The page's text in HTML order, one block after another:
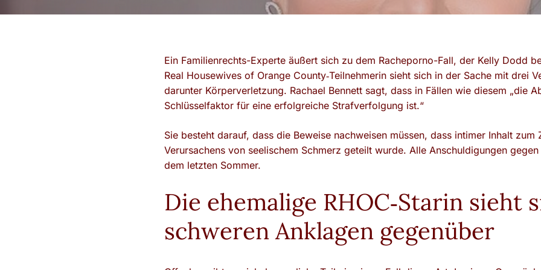
Ein Familienrechts-Experte äußert sich zu dem Racheporno-Fall, der Kelly Dodd
Real Housewives of Orange County‑Teilnehmerin sieht sich in der Sache mit drei
darunter Körperverletzung. Rachael Bennett sagt, dass in Fällen wie diesem „die
Schlüsselfaktor für eine erfolgreiche Strafverfolgung ist.“
Sie besteht darauf, dass die Beweise nachweisen müssen, dass intimer Inhalt zum
Verursachens von seelischem Schmerz geteilt wurde. Alle Anschuldigungen
dem letzten Sommer.
Die ehemalige RHOC‑Starin sieht
schweren Anklagen gegenüber